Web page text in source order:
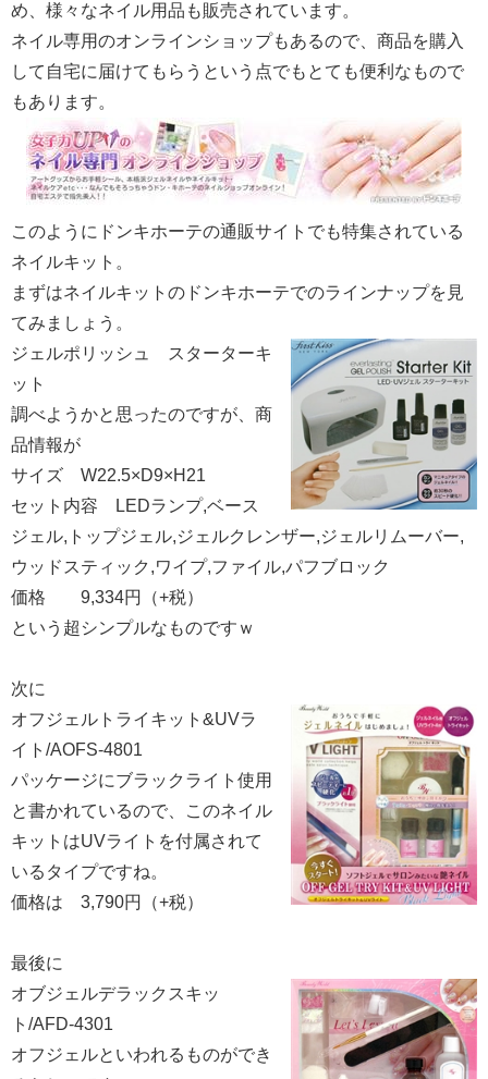
め、様々なネイル用品も販売されています。
ネイル専用のオンラインショップもあるので、商品を購入
して自宅に届けてもらうという点でもとても便利なもので
もあります。
このようにドンキホーテの通販サイトでも特集されている
ネイルキット。
まずはネイルキットのドンキホーテでのラインナップを見
てみましょう。
ジェルポリッシュ スターターキ
ット
調べようかと思ったのですが、商
品情報が
サイズ W22.5×D9×H21
セット内容 LEDランプ,ベース
ジェル,トップジェル,ジェルクレンザー,ジェルリムーバー,
ウッドスティック,ワイプ,ファイル,パフブロック
価格 9,334円（+税）
という超シンプルなものですｗ
次に
オフジェルトライキット&UVラ
イト/AOFS-4801
パッケージにブラックライト使用
と書かれているので、このネイル
キットはUVライトを付属されて
いるタイプですね。
価格は 3,790円（+税）
最後に
オブジェルデラックスキッ
ト/AFD-4301
オフジェルといわれるものができ